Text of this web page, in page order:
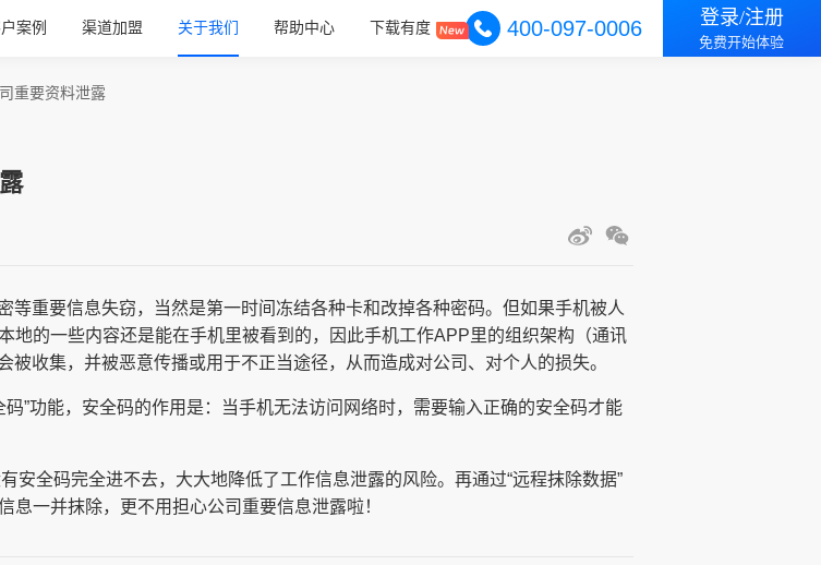
案例 渠道加盟 关于我们 帮助中心 下载有度 400-097-0006 登录/注册
免费开始体验
重要资料泄露
重要信息失窃，当然是第一时间冻结各种卡和改掉各种密码。但如果手机被人
地的一些内容还是能在手机里被看到的，因此手机工作APP里的组织架构（通讯
收集，并被恶意传播或用于不正当途径，从而造成对公司、对个人的损失。
”功能，安全码的作用是：当手机无法访问网络时，需要输入正确的安全码才能
安全码完全进不去，大大地降低了工作信息泄露的风险。再通过“远程抹除数据”
一并抹除，更不用担心公司重要信息泄露啦！